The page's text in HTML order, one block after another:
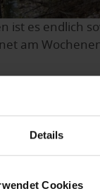
Details
Cookies
ist es endlich
am